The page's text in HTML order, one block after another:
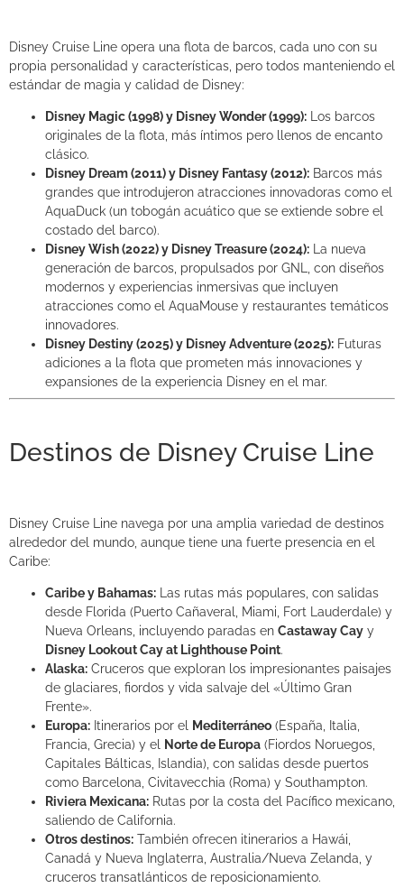
Disney Cruise Line opera una flota de barcos, cada uno con su
propia personalidad y características, pero todos manteniendo el
estándar de magia y calidad de Disney:
Disney Magic (1998) y Disney Wonder (1999): Los barcos
originales de la flota, más íntimos pero llenos de encanto
clásico.
Disney Dream (2011) y Disney Fantasy (2012): Barcos más
grandes que introdujeron atracciones innovadoras como el
AquaDuck (un tobogán acuático que se extiende sobre el
costado del barco).
Disney Wish (2022) y Disney Treasure (2024): La nueva
generación de barcos, propulsados por GNL, con diseños
modernos y experiencias inmersivas que incluyen
atracciones como el AquaMouse y restaurantes temáticos
innovadores.
Disney Destiny (2025) y Disney Adventure (2025): Futuras
adiciones a la flota que prometen más innovaciones y
expansiones de la experiencia Disney en el mar.
Destinos de Disney Cruise Line
Disney Cruise Line navega por una amplia variedad de destinos
alrededor del mundo, aunque tiene una fuerte presencia en el
Caribe:
Caribe y Bahamas: Las rutas más populares, con salidas
desde Florida (Puerto Cañaveral, Miami, Fort Lauderdale) y
Nueva Orleans, incluyendo paradas en Castaway Cay y
Disney Lookout Cay at Lighthouse Point.
Alaska: Cruceros que exploran los impresionantes paisajes
de glaciares, fiordos y vida salvaje del «Último Gran
Frente».
Europa: Itinerarios por el Mediterráneo (España, Italia,
Francia, Grecia) y el Norte de Europa (Fiordos Noruegos,
Capitales Bálticas, Islandia), con salidas desde puertos
como Barcelona, Civitavecchia (Roma) y Southampton.
Riviera Mexicana: Rutas por la costa del Pacífico mexicano,
saliendo de California.
Otros destinos: También ofrecen itinerarios a Hawái,
Canadá y Nueva Inglaterra, Australia/Nueva Zelanda, y
cruceros transatlánticos de reposicionamiento.